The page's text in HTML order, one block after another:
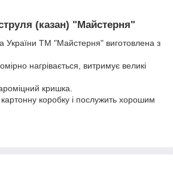
(казан) "Майстерня"
України ТМ "Майстерня" виготовлена з
нагрівається, витримує великі
кришка.
коробку і послужить хорошим